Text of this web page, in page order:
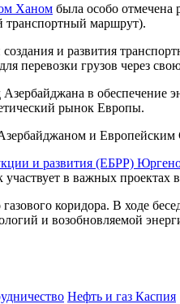
Ханом была особо отмечена
транспортный маршрут).
и развития
перевозки грузов через
в обеспечение
рынок Европы.
и
и развития (ЕБРР)
в важных проектах
коридора. В ходе
и возобновляемой
Нефть и газ Каспия